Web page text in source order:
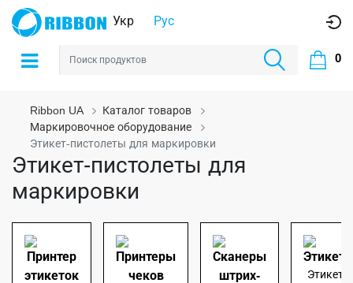
Укр Рус
0
Ribbon UA
Каталог товаров
Маркировочное оборудование
Этикет-пистолеты для маркировки
Этикет-пистолеты для
маркировки